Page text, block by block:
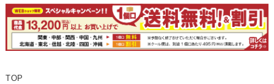
TOP